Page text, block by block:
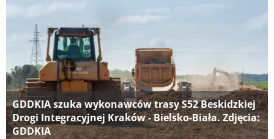
GDDKIA szuka wykonawców trasy S52 Beskidzkiej
Drogi Integracyjnej Kraków - Bielsko-Biała. Zdjęcia:
GDDKIA